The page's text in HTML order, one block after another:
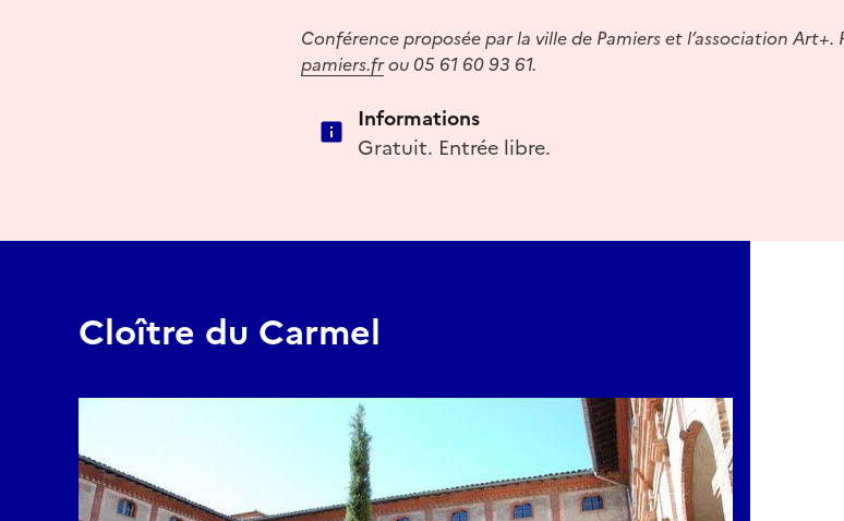
Conférence proposée par la ville de Pamiers et l’association Art+.
pamiers.frou 05 61 60 93 61.
Informations
Gratuit. Entrée libre.
Cloître du Carmel